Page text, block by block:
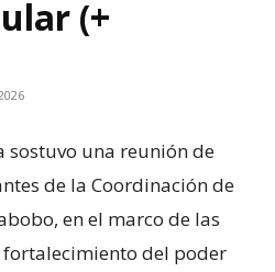
(+
sostuvo una reunión de
de la Coordinación de
en el marco de las
del poder